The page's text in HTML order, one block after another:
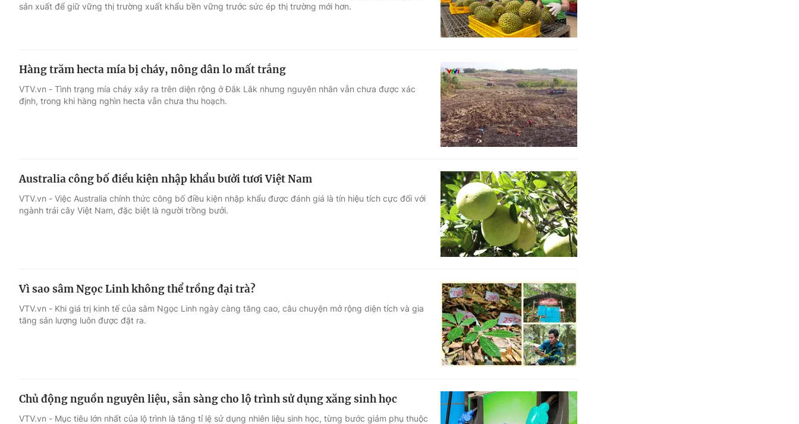
sản xuất để giữ vững thị trường xuất khẩu bền vững trước sức ép thị trường mới hơn.
Hàng trăm hecta mía bị cháy, nông dân lo mất trắng
VTV.vn - Tình trạng mía cháy xảy ra trên diện rộng ở Đắk Lắk nhưng nguyên nhân vẫn chưa được xác
định, trong khi hàng nghìn hecta vẫn chưa thu hoạch.
Australia công bố điều kiện nhập khẩu bưởi tươi Việt Nam
VTV.vn - Việc Australia chính thức công bố điều kiện nhập khẩu được đánh giá là tín hiệu tích cực đối với
ngành trái cây Việt Nam, đặc biệt là người trồng bưởi.
Vì sao sâm Ngọc Linh không thể trồng đại trà?
VTV.vn - Khi giá trị kinh tế của sâm Ngọc Linh ngày càng tăng cao, câu chuyện mở rộng diện tích và gia
tăng sản lượng luôn được đặt ra.
Chủ động nguồn nguyên liệu, sẵn sàng cho lộ trình sử dụng xăng sinh học
VTV.vn - Mục tiêu lớn nhất của lộ trình là tăng tỉ lệ sử dụng nhiên liệu sinh học, từng bước giảm phụ thuộc